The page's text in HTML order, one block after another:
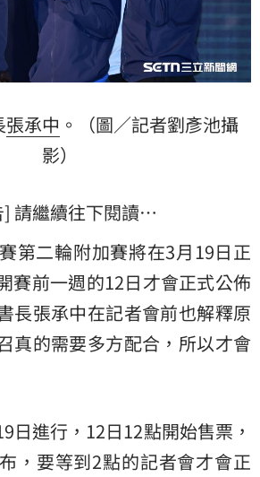
張承中 。（圖／記者劉彥池攝
影）
] 請繼續往下閱讀…
第二輪附加賽將在3月19日正
賽前一週的12日才會正式公佈
長張承中在記者會前也解釋原
真的需要多方配合，所以才會
日進行，12日12點開始售票，
，要等到2點的記者會才會正